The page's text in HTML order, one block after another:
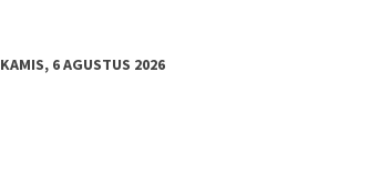
KAMIS, 6 AGUSTUS 2026